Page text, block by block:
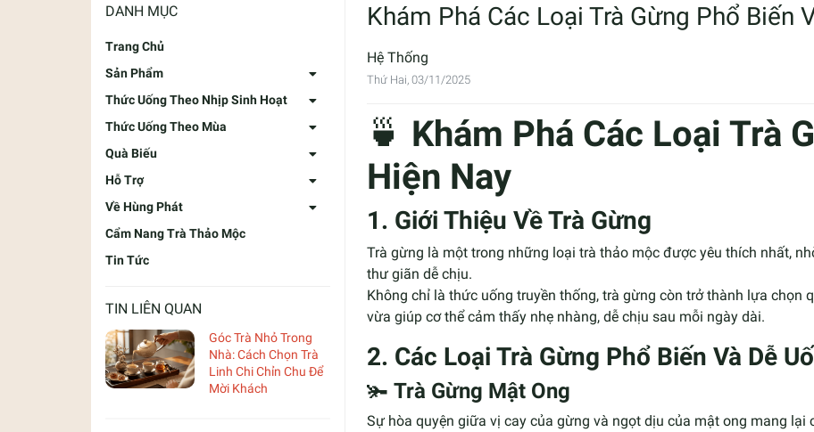
DANH MỤC
Trang Chủ
Sản Phẩm
Thức Uống Theo Nhịp Sinh Hoạt
Thức Uống Theo Mùa
Quà Biếu
Hỗ Trợ
Về Hùng Phát
Cẩm Nang Trà Thảo Mộc
Tin Tức
TIN LIÊN QUAN
Góc Trà Nhỏ Trong
Nhà: Cách Chọn Trà
Linh Chi Chỉn Chu Để
Mời Khách
Khám Phá Các Loại Trà Gừng Phổ Biến
Hệ Thống
Thứ Hai, 03/11/2025
🍵 Khám Phá Các Loại Trà
Hiện Nay
1. Giới Thiệu Về Trà Gừng
Trà gừng là một trong những loại trà thảo mộc được yêu thích nhất,
thư giãn dễ chịu.
Không chỉ là thức uống truyền thống, trà gừng còn trở thành lựa chọn
vừa giúp cơ thể cảm thấy nhẹ nhàng, dễ chịu sau mỗi ngày dài.
2. Các Loại Trà Gừng Phổ Biến Và Dễ
🫚 Trà Gừng Mật Ong
Sự hòa quyện giữa vị cay của gừng và ngọt dịu của mật ong mang lại